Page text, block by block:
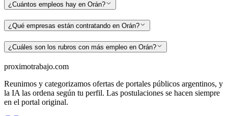
¿Cuántos empleos hay en Orán?
¿Qué empresas están contratando en Orán?
¿Cuáles son los rubros con más empleo en Orán?
proximotrabajo.com
Reunimos y categorizamos ofertas de portales públicos argentinos, y
la IA las ordena según tu perfil. Las postulaciones se hacen siempre
en el portal original.